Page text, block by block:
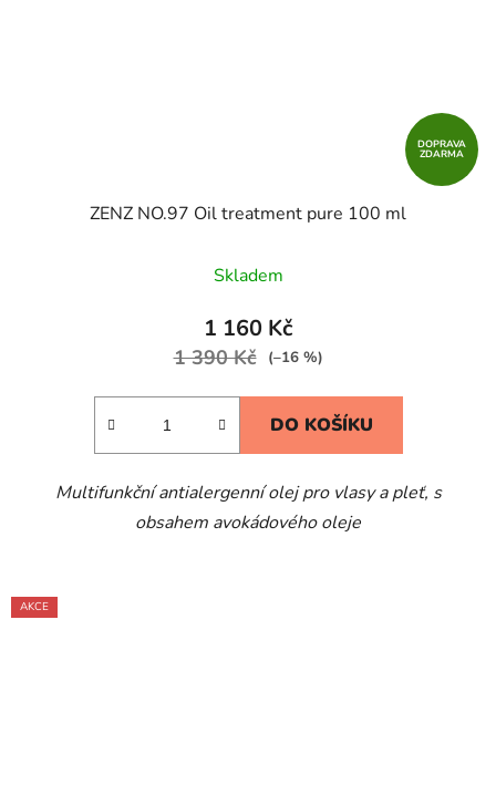
DOPRAVA
ZDARMA
ZENZ NO.97​ Oil treatment pure 100 ml
Skladem
1 160 Kč
1 390 Kč (–16 %)
DO KOŠÍKU
Multifunkční antialergenní olej pro vlasy a pleť, s
obsahem avokádového oleje
AKCE